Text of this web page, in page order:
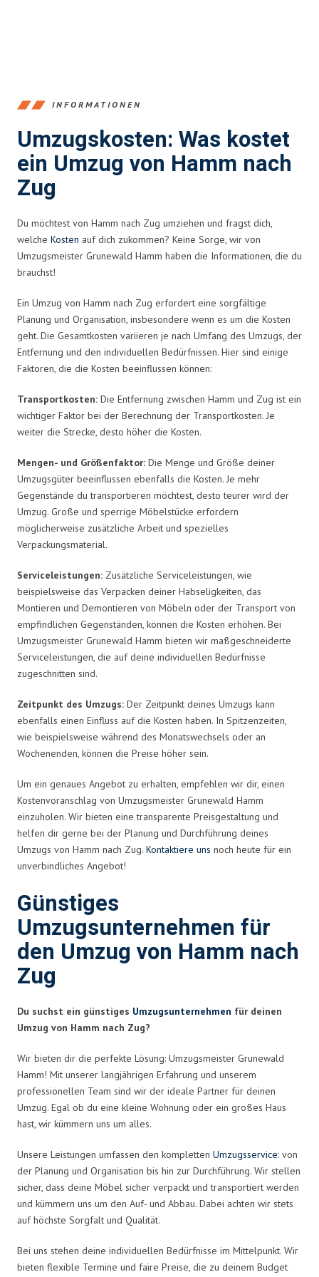
INFORMATIONEN
Umzugskosten: Was kostet
ein Umzug von Hamm nach
Zug
Du möchtest von Hamm nach Zug umziehen und fragst dich,
welche Kosten auf dich zukommen? Keine Sorge, wir von
Umzugsmeister Grunewald Hamm haben die Informationen, die du
brauchst!
Ein Umzug von Hamm nach Zug erfordert eine sorgfältige
Planung und Organisation, insbesondere wenn es um die Kosten
geht. Die Gesamtkosten variieren je nach Umfang des Umzugs, der
Entfernung und den individuellen Bedürfnissen. Hier sind einige
Faktoren, die die Kosten beeinflussen können:
Transportkosten: Die Entfernung zwischen Hamm und Zug ist ein
wichtiger Faktor bei der Berechnung der Transportkosten. Je
weiter die Strecke, desto höher die Kosten.
Mengen- und Größenfaktor: Die Menge und Größe deiner
Umzugsgüter beeinflussen ebenfalls die Kosten. Je mehr
Gegenstände du transportieren möchtest, desto teurer wird der
Umzug. Große und sperrige Möbelstücke erfordern
möglicherweise zusätzliche Arbeit und spezielles
Verpackungsmaterial.
Serviceleistungen: Zusätzliche Serviceleistungen, wie
beispielsweise das Verpacken deiner Habseligkeiten, das
Montieren und Demontieren von Möbeln oder der Transport von
empfindlichen Gegenständen, können die Kosten erhöhen. Bei
Umzugsmeister Grunewald Hamm bieten wir maßgeschneiderte
Serviceleistungen, die auf deine individuellen Bedürfnisse
zugeschnitten sind.
Zeitpunkt des Umzugs: Der Zeitpunkt deines Umzugs kann
ebenfalls einen Einfluss auf die Kosten haben. In Spitzenzeiten,
wie beispielsweise während des Monatswechsels oder an
Wochenenden, können die Preise höher sein.
Um ein genaues Angebot zu erhalten, empfehlen wir dir, einen
Kostenvoranschlag von Umzugsmeister Grunewald Hamm
einzuholen. Wir bieten eine transparente Preisgestaltung und
helfen dir gerne bei der Planung und Durchführung deines
Umzugs von Hamm nach Zug. Kontaktiere uns noch heute für ein
unverbindliches Angebot!
Günstiges
Umzugsunternehmen für
den Umzug von Hamm nach
Zug
Du suchst ein günstiges Umzugsunternehmen für deinen
Umzug von Hamm nach Zug?
Wir bieten dir die perfekte Lösung: Umzugsmeister Grunewald
Hamm! Mit unserer langjährigen Erfahrung und unserem
professionellen Team sind wir der ideale Partner für deinen
Umzug. Egal ob du eine kleine Wohnung oder ein großes Haus
hast, wir kümmern uns um alles.
Unsere Leistungen umfassen den kompletten Umzugsservice: von
der Planung und Organisation bis hin zur Durchführung. Wir stellen
sicher, dass deine Möbel sicher verpackt und transportiert werden
und kümmern uns um den Auf- und Abbau. Dabei achten wir stets
auf höchste Sorgfalt und Qualität.
Bei uns stehen deine individuellen Bedürfnisse im Mittelpunkt. Wir
bieten flexible Termine und faire Preise, die zu deinem Budget